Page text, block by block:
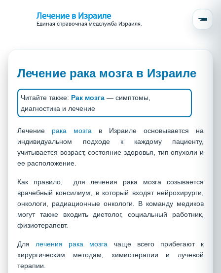
Лечение в Израиле
Единая справочная медслужба Израиля.
Лечение рака мозга в Израиле
Читайте также: Рак мозга — симптомы,
диагностика и лечение
Лечение рака мозга в Израиле основывается на
индивидуальном подходе к каждому пациенту,
учитывается возраст, состояние здоровья, тип опухоли и
ее расположение.
Как правило,
для лечения рака мозга созывается
врачебный консилиум, в который входят нейрохирурги,
онкологи, радиационные онкологи. В команду медиков
могут также входить диетолог, социальный работник,
физиотерапевт.
Для лечения рака мозга чаще всего прибегают к
хирургическим методам, химиотерапии и лучевой
терапии.